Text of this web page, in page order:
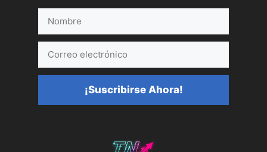
electrónico
¡Suscribirse Ahora!